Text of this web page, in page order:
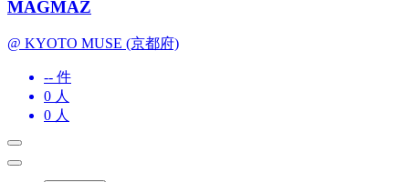
MAGMAZ
@ KYOTO MUSE (京都府)
-- 件
0 人
0 人